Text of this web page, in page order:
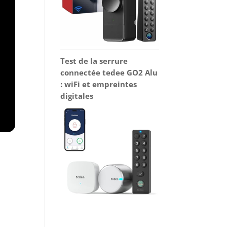
Test de la serrure
connectée tedee GO2 Alu
: wiFi et empreintes
digitales